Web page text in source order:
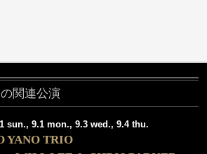
関連公演
sun., 9.1 mon., 9.3 wed., 9.4 thu.
YANO TRIO